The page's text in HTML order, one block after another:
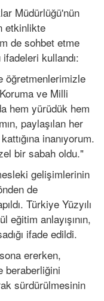
Müdürlüğü'nün
etkinlikte
de sohbet etme
ifadeleri kullandı:
öğretmenlerimizle
ve Milli
hem yürüdük hem
paylaşılan her
inanıyorum.
bir sabah oldu."
gelişimlerinin
de
Türkiye Yüzyılı
eğitim anlayışının,
ifade edildi.
ererken,
beraberliğini
sürdürülmesinin